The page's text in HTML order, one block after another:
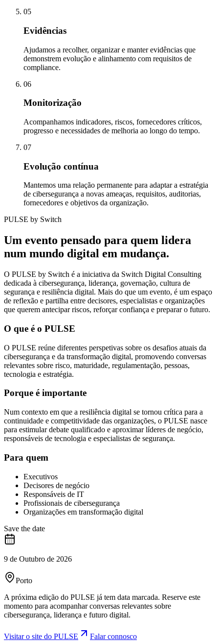
05
Evidências
Ajudamos a recolher, organizar e manter evidências que
demonstrem evolução e alinhamento com requisitos de
compliance.
06
Monitorização
Acompanhamos indicadores, riscos, fornecedores críticos,
progresso e necessidades de melhoria ao longo do tempo.
07
Evolução contínua
Mantemos uma relação permanente para adaptar a estratégia
de cibersegurança a novas ameaças, requisitos, auditorias,
fornecedores e objetivos da organização.
PULSE by Switch
Um evento pensado para quem lidera
num mundo digital em mudança.
O PULSE by Switch é a iniciativa da Switch Digital Consulting
dedicada à cibersegurança, liderança, governação, cultura de
segurança e resiliência digital. Mais do que um evento, é um espaço
de reflexão e partilha entre decisores, especialistas e organizações
que querem antecipar riscos, reforçar confiança e preparar o futuro.
O que é o PULSE
O PULSE reúne diferentes perspetivas sobre os desafios atuais da
cibersegurança e da transformação digital, promovendo conversas
relevantes sobre risco, maturidade, regulamentação, pessoas,
tecnologia e estratégia.
Porque é importante
Num contexto em que a resiliência digital se tornou crítica para a
continuidade e competitividade das organizações, o PULSE nasce
para estimular debate qualificado e aproximar líderes de negócio,
responsáveis de tecnologia e especialistas de segurança.
Para quem
Executivos
Decisores de negócio
Responsáveis de IT
Profissionais de cibersegurança
Organizações em transformação digital
Save the date
9 de Outubro de 2026
Porto
A próxima edição do PULSE já tem data marcada. Reserve este
momento para acompanhar conversas relevantes sobre
cibersegurança, liderança e futuro digital.
Visitar o site do PULSE Falar connosco